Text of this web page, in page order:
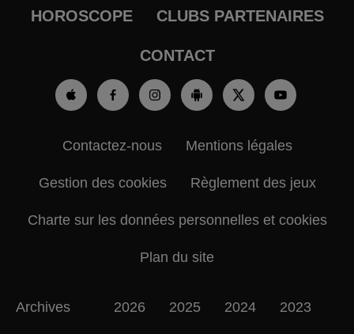
HOROSCOPE CLUBS PARTENAIRES
CONTACT
Contactez-nous Mentions légales
Gestion des cookies Règlement des jeux
Charte sur les données personnelles et cookies
Plan du site
Archives 2026 2025 2024 2023